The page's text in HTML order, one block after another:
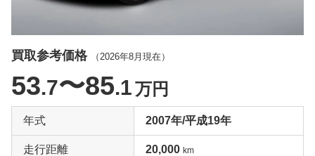
買取参考価格 （ 2026年8月 現在）
53.7〜85.1万円
年式 2007年/平成19年
走行距離 20,000 km